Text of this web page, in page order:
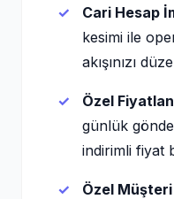
Cari Hesap
kesimi ile
akışınızı
Özel
günlük
indirimli fiyat
Özel